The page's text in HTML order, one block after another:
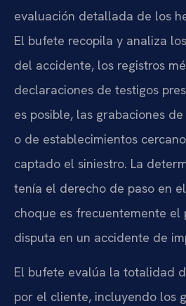
evaluación detallada de los
El bufete recopila y analiza
del accidente, los registros
declaraciones de testigos
es posible, las grabaciones
o de establecimientos
captado el siniestro. La
tenía el derecho de paso en
choque es frecuentemente
disputa en un accidente de
El bufete evalúa la totalidad
por el cliente, incluyendo los